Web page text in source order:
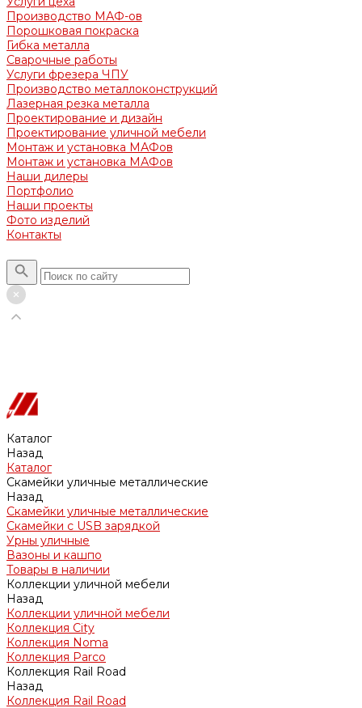
Производство МАФ-ов
Порошковая покраска
Гибка металла
Сварочные работы
Услуги фрезера ЧПУ
Производство металлоконструкций
Лазерная резка металла
Проектирование и дизайн
Проектирование уличной мебели
Монтаж и установка МАФов
Монтаж и установка МАФов
Наши дилеры
Портфолио
Наши проекты
Фото изделий
Контакты
Каталог
Назад
Каталог
Скамейки уличные металлические
Назад
Скамейки уличные металлические
Скамейки с USB зарядкой
Урны уличные
Вазоны и кашпо
Товары в наличии
Коллекции уличной мебели
Назад
Коллекции уличной мебели
Коллекция City
Коллекция Noma
Коллекция Parco
Коллекция Rail Road
Назад
Коллекция Rail Road